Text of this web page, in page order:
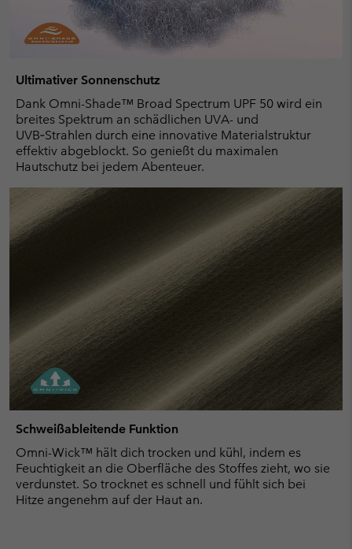
Ultimativer Sonnenschutz
Dank Omni-Shade™ Broad Spectrum UPF 50 wird ein
breites Spektrum an schädlichen UVA- und
UVB‑Strahlen durch eine innovative Materialstruktur
effektiv abgeblockt. So genießt du maximalen
Hautschutz bei jedem Abenteuer.
Schweißableitende Funktion
Omni-Wick™ hält dich trocken und kühl, indem es
Feuchtigkeit an die Oberfläche des Stoffes zieht, wo sie
verdunstet. So trocknet es schnell und fühlt sich bei
Hitze angenehm auf der Haut an.